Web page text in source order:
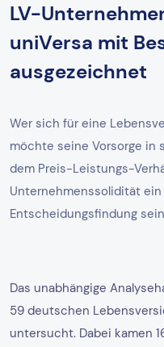
LV-
uniVersa mit
ausgezeichnet
Wer sich für eine
möchte seine Vorsorge in
dem Preis-Leistungs-
Unternehmenssolidität
Entscheidungsfindung
Das unabhängige
59 deutschen
untersucht. Dabei kamen